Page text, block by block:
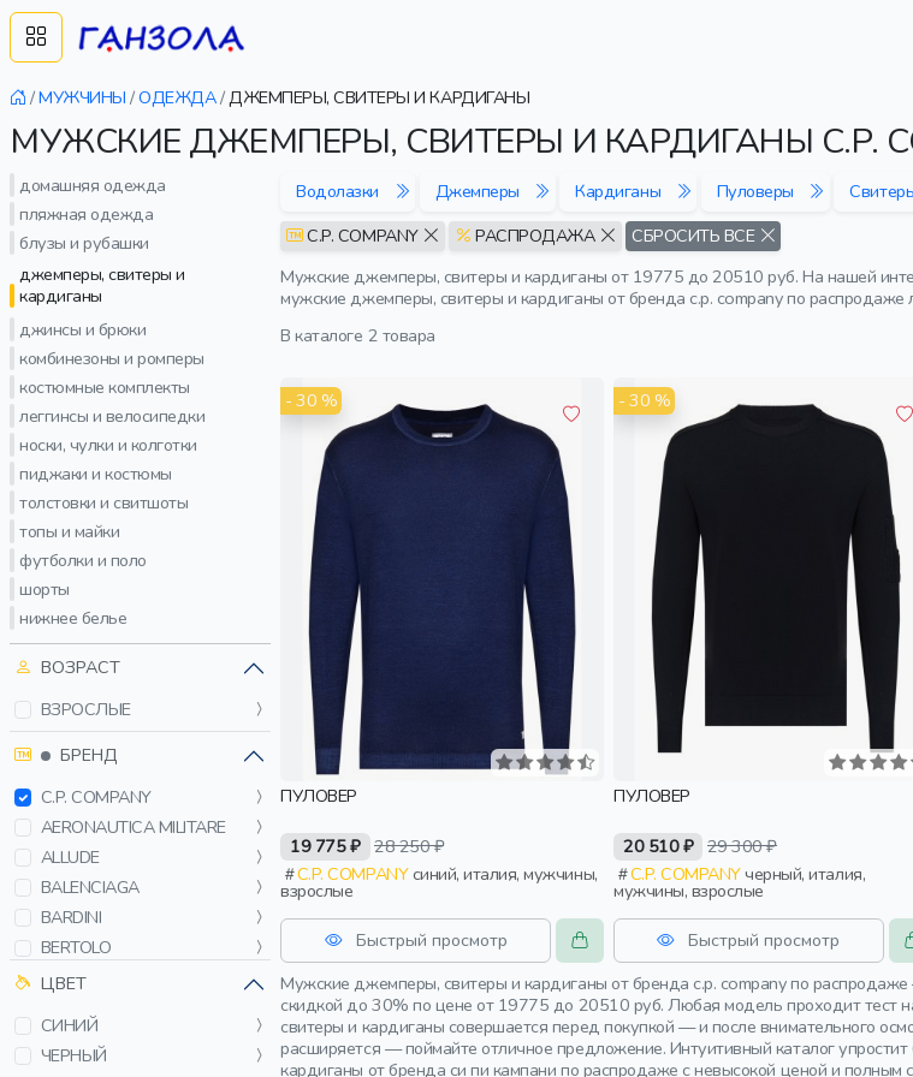
/МУЖЧИНЫ /ОДЕЖДА/ДЖЕМПЕРЫ, СВИТЕРЫ И КАРДИГАНЫ
МУЖСКИЕ ДЖЕМПЕРЫ, СВИТЕРЫ И КАРДИГАНЫ C.P.
домашняя одежда
пляжная одежда
блузы и рубашки
джемперы, свитеры и
кардиганы
джинсы и брюки
комбинезоны и ромперы
костюмные комплекты
леггинсы и велосипедки
носки, чулки и колготки
пиджаки и костюмы
толстовки и свитшоты
топы и майки
футболки и поло
шорты
нижнее белье
ВОЗРАСТ
ВЗРОСЛЫЕ
БРЕНД
C.P. COMPANY
AERONAUTICA MILITARE
ALLUDE
BALENCIAGA
BARDINI
BERTOLO
BIKKEMBERGS
BLEND
BOGNER FIRE+ICE
ЦВЕТ
СИНИЙ
ЧЕРНЫЙ
Водолазки Джемперы Кардиганы Пуловеры
C.P. COMPANY
РАСПРОДАЖА
СБРОСИТЬ ВСЕ
Мужские джемперы, свитеры и кардиганы от 19775 до 20510 руб. На нашей
мужские джемперы, свитеры и кардиганы от бренда c.p. company по распродаже
В каталоге 2 товара
- 30 %
ПУЛОВЕР
19 775 ₽ 28 250 ₽
C.P. COMPANYсиний, италия, мужчины,
взрослые
Быстрый просмотр
- 30 %
ПУЛОВЕР
20 510 ₽ 29 300 ₽
C.P. COMPANYчерный, италия,
мужчины, взрослые
Быстрый просмотр
Мужские джемперы, свитеры и кардиганы от бренда c.p. company по
скидкой до 30% по цене от 19775 до 20510 руб. Любая модель проходит тест
свитеры и кардиганы совершается перед покупкой — и после внимательного
расширяется — поймайте отличное предложение. Интуитивный каталог
кардиганы от бренда си пи кампани по распродаже с невысокой ценой и полным